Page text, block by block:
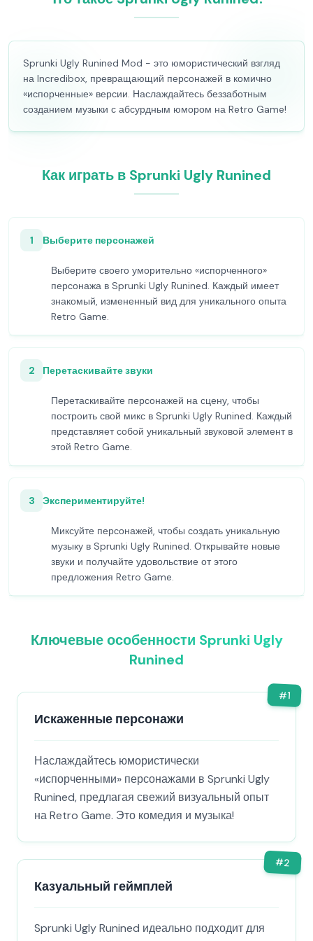
Sprunki Ugly Runined Mod - это юмористический взгляд
на Incredibox, превращающий персонажей в комично
«испорченные» версии. Наслаждайтесь беззаботным
созданием музыки с абсурдным юмором на Retro Game!
Как играть в Sprunki Ugly Runined
1 Выберите персонажей
Выберите своего уморительно «испорченного»
персонажа в Sprunki Ugly Runined. Каждый имеет
знакомый, измененный вид для уникального опыта
Retro Game.
2 Перетаскивайте звуки
Перетаскивайте персонажей на сцену, чтобы
построить свой микс в Sprunki Ugly Runined. Каждый
представляет собой уникальный звуковой элемент в
этой Retro Game.
3 Экспериментируйте!
Миксуйте персонажей, чтобы создать уникальную
музыку в Sprunki Ugly Runined. Открывайте новые
звуки и получайте удовольствие от этого
предложения Retro Game.
Ключевые особенности Sprunki Ugly
Runined
#1
Искаженные персонажи
Наслаждайтесь юмористически
«испорченными» персонажами в Sprunki Ugly
Runined, предлагая свежий визуальный опыт
на Retro Game. Это комедия и музыка!
#2
Казуальный геймплей
Sprunki Ugly Runined идеально подходит для